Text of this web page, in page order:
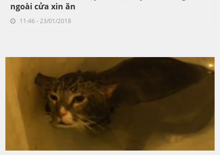
ngoài cửa xin ăn
11:46 - 23/01/2018